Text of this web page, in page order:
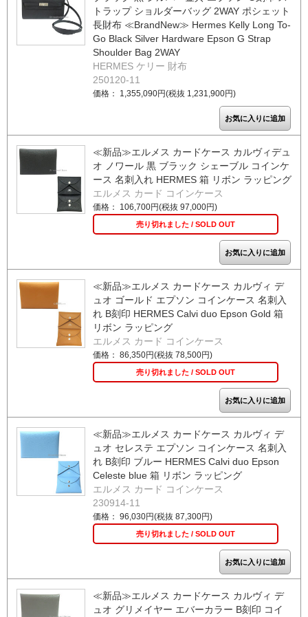
トラップ ショルダーバッグ 2WAY ポシェット
長財布 ≪BrandNew≫ Hermes Kelly Long To-
Go Black Silver Hardware Epson G Strap
Shoulder Bag 2WAY
HERMES ケリー 財布
250120-11
価格： 1,355,090円(税抜 1,231,900円)
≪新品≫エルメス カードケース カルヴィデュ
オ ノワール 黒 ブラック シェーブル コインケ
ース 名刺入れ HERMES 箱 リボン ラッピング
エルメス カード コインケース
価格： 106,700円(税抜 97,000円)
売り切れました / SOLD OUT
≪新品≫エルメス カードケース カルヴィ デ
ュオ ゴールド エプソン コインケース 名刺入
れ B刻印 HERMES Calvi duo Epson Gold 箱
リボン ラッピング
エルメス カード コインケース
価格： 86,350円(税抜 78,500円)
売り切れました / SOLD OUT
≪新品≫エルメス カードケース カルヴィ デ
ュオ セレステ エプソン コインケース 名刺入
れ B刻印 ブルー HERMES Calvi duo Epson
Celeste blue 箱 リボン ラッピング
エルメス カード コインケース
230914-11
価格： 96,030円(税抜 87,300円)
売り切れました / SOLD OUT
≪新品≫エルメス カードケース カルヴィ デ
ュオ グリメイヤー エバーカラー B刻印 コイ